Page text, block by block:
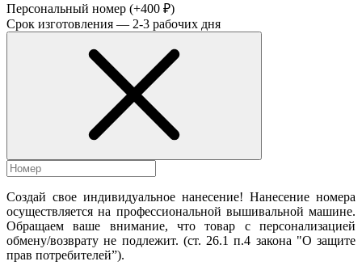
Персональный номер (+400 ₽)
Срок изготовления — 2-3 рабочих дня
Создай свое индивидуальное нанесение! Нанесение номера
осуществляется на профессиональной вышивальной машине.
Обращаем ваше внимание, что товар с персонализацией
обмену/возврату не подлежит. (ст. 26.1 п.4 закона "О защите
прав потребителей”).